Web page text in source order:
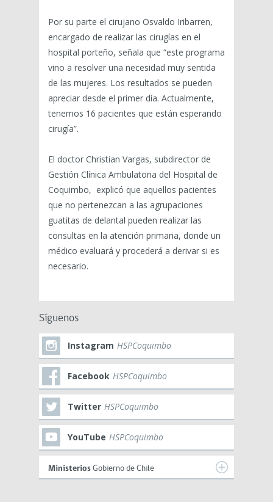
Por su parte el cirujano Osvaldo Iribarren,
encargado de realizar las cirugías en el
hospital porteño, señala que “este programa
vino a resolver una necesidad muy sentida
de las mujeres. Los resultados se pueden
apreciar desde el primer día. Actualmente,
tenemos 16 pacientes que están esperando
cirugía”.
El doctor Christian Vargas, subdirector de
Gestión Clínica Ambulatoria del Hospital de
Coquimbo, explicó que aquellos pacientes
que no pertenezcan a las agrupaciones
guatitas de delantal pueden realizar las
consultas en la atención primaria, donde un
médico evaluará y procederá a derivar si es
necesario.
Síguenos
Instagram HSPCoquimbo
Facebook HSPCoquimbo
Twitter HSPCoquimbo
YouTube HSPCoquimbo
Ministerios Gobierno de Chile